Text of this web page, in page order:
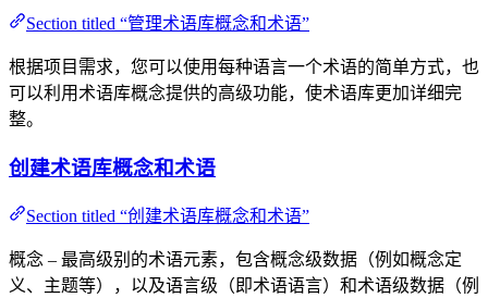
Section titled “管理术语库概念和术语”
根据项目需求，您可以使用每种语言一个术语的简单方式，也
可以利用术语库概念提供的高级功能，使术语库更加详细完
整。
创建术语库概念和术语
Section titled “创建术语库概念和术语”
概念 – 最高级别的术语元素，包含概念级数据（例如概念定
义、主题等），以及语言级（即术语语言）和术语级数据（例